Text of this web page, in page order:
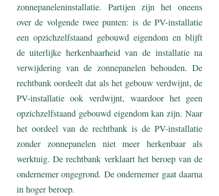
zonnepaneleninstallatie. Partijen zijn het oneens
over de volgende twee punten: is de PV-installatie
een opzichzelfstaand gebouwd eigendom en blijft
de uiterlijke herkenbaarheid van de installatie na
verwijdering van de zonnepanelen behouden. De
rechtbank oordeelt dat als het gebouw verdwijnt, de
PV-installatie ook verdwijnt, waardoor het geen
opzichzelfstaand gebouwd eigendom kan zijn. Naar
het oordeel van de rechtbank is de PV-installatie
zonder zonnepanelen niet meer herkenbaar als
werktuig. De rechtbank verklaart het beroep van de
ondernemer ongegrond. De ondernemer gaat daarna
in hoger beroep.